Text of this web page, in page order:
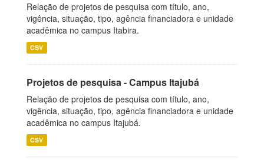
Relação de projetos de pesquisa com título, ano,
vigência, situação, tipo, agência financiadora e unidade
acadêmica no campus Itabira.
CSV
Projetos de pesquisa - Campus Itajubá
Relação de projetos de pesquisa com título, ano,
vigência, situação, tipo, agência financiadora e unidade
acadêmica no campus Itajubá.
CSV